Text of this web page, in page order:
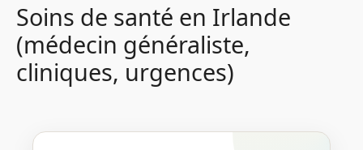
Soins de santé en Irlande
(médecin généraliste,
cliniques, urgences)